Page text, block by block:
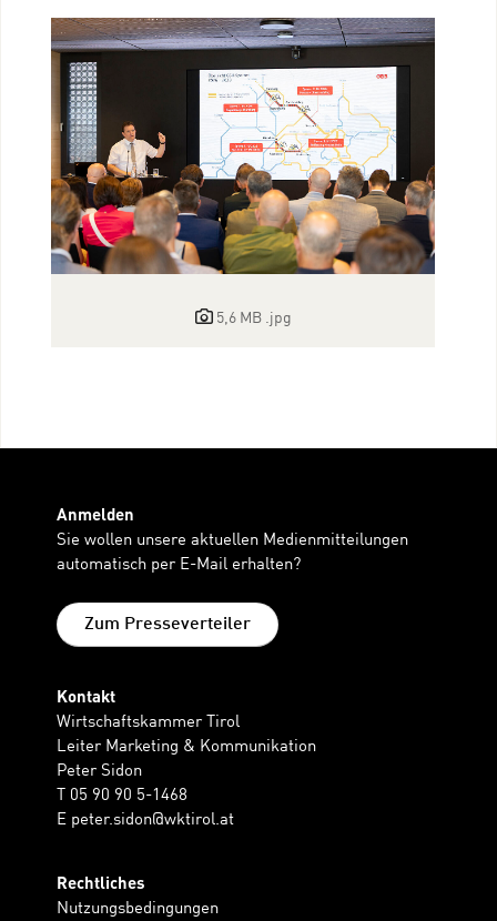
5,6 MB .jpg
Anmelden
Sie wollen unsere aktuellen Medienmitteilungen
automatisch per E-Mail erhalten?
Zum Presseverteiler
Kontakt
Wirtschaftskammer Tirol
Leiter Marketing & Kommunikation
Peter Sidon
T 05 90 90 5-1468
E peter.sidon@wktirol.at
Rechtliches
Nutzungsbedingungen